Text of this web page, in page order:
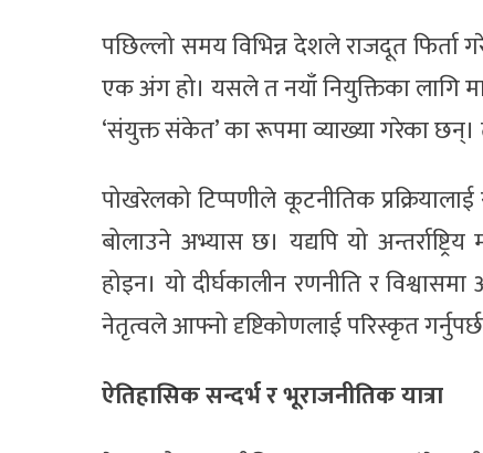
पछिल्लो समय विभिन्न देशले राजदूत फिर्ता
एक अंग हो। यसले त नयाँ नियुक्तिका लागि
‘संयुक्त संकेत’ का रूपमा व्याख्या गरेका
पोखरेलको टिप्पणीले कूटनीतिक
बोलाउने अभ्यास छ। यद्यपि यो
होइन। यो दीर्घकालीन रणनीति र
नेतृत्वले आफ्नो दृष्टिकोणलाई परिस्कृत
ऐतिहासिक सन्दर्भ र भूराजनीतिक यात्रा